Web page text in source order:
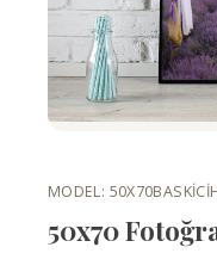
MODEL: 50X70BASKI
50x70